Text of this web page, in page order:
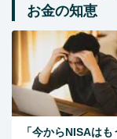
お金の知恵
「今からNISAはも